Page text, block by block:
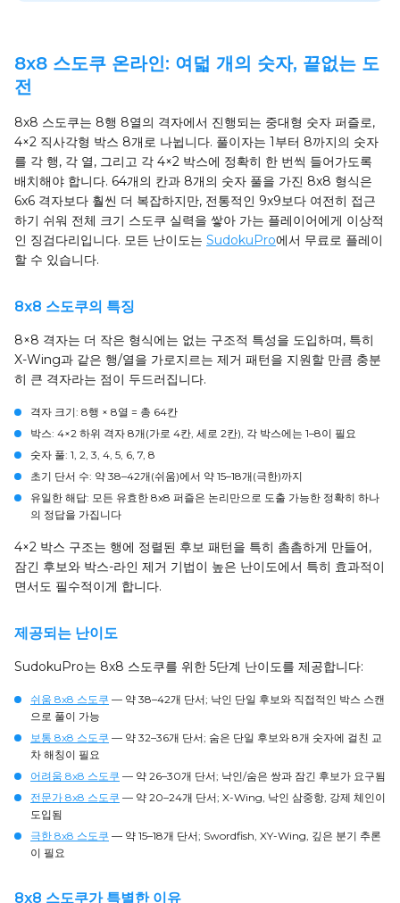
8x8 스도쿠 온라인: 여덟 개의 숫자, 끝없는 도
전
8x8 스도쿠는 8행 8열의 격자에서 진행되는 중대형 숫자 퍼즐로,
4×2 직사각형 박스 8개로 나뉩니다. 풀이자는 1부터 8까지의 숫자
를 각 행, 각 열, 그리고 각 4×2 박스에 정확히 한 번씩 들어가도록
배치해야 합니다. 64개의 칸과 8개의 숫자 풀을 가진 8x8 형식은
6x6 격자보다 훨씬 더 복잡하지만, 전통적인 9x9보다 여전히 접근
하기 쉬워 전체 크기 스도쿠 실력을 쌓아 가는 플레이어에게 이상적
인 징검다리입니다. 모든 난이도는 SudokuPro에서 무료로 플레이
할 수 있습니다.
8x8 스도쿠의 특징
8×8 격자는 더 작은 형식에는 없는 구조적 특성을 도입하며, 특히
X-Wing과 같은 행/열을 가로지르는 제거 패턴을 지원할 만큼 충분
히 큰 격자라는 점이 두드러집니다.
격자 크기: 8행 × 8열 = 총 64칸
박스: 4×2 하위 격자 8개(가로 4칸, 세로 2칸), 각 박스에는 1–8이 필요
숫자 풀: 1, 2, 3, 4, 5, 6, 7, 8
초기 단서 수: 약 38–42개(쉬움)에서 약 15–18개(극한)까지
유일한 해답: 모든 유효한 8x8 퍼즐은 논리만으로 도출 가능한 정확히 하나
의 정답을 가집니다
4×2 박스 구조는 행에 정렬된 후보 패턴을 특히 촘촘하게 만들어,
잠긴 후보와 박스-라인 제거 기법이 높은 난이도에서 특히 효과적이
면서도 필수적이게 합니다.
제공되는 난이도
SudokuPro는 8x8 스도쿠를 위한 5단계 난이도를 제공합니다:
쉬움 8x8 스도쿠 — 약 38–42개 단서; 낙인 단일 후보와 직접적인 박스 스캔
으로 풀이 가능
보통 8x8 스도쿠 — 약 32–36개 단서; 숨은 단일 후보와 8개 숫자에 걸친 교
차 해칭이 필요
어려움 8x8 스도쿠 — 약 26–30개 단서; 낙인/숨은 쌍과 잠긴 후보가 요구됨
전문가 8x8 스도쿠 — 약 20–24개 단서; X-Wing, 낙인 삼중항, 강제 체인이
도입됨
극한 8x8 스도쿠 — 약 15–18개 단서; Swordfish, XY-Wing, 깊은 분기 추론
이 필요
8x8 스도쿠가 특별한 이유